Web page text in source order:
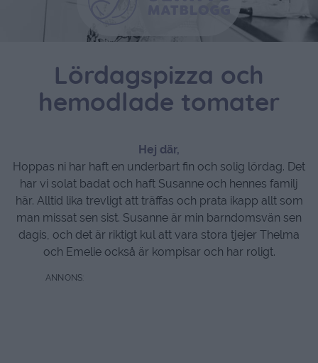
Lördagspizza och
hemodlade tomater
Hej där,
Hoppas ni har haft en underbart fin och solig lördag. Det
har vi solat badat och haft Susanne och hennes familj
här. Alltid lika trevligt att träffas och prata ikapp allt som
man missat sen sist. Susanne är min barndomsvän sen
dagis, och det är riktigt kul att vara stora tjejer Thelma
och Emelie också är kompisar och har roligt.